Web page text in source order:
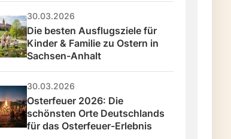
30.03.2026
Die besten Ausflugsziele für
Kinder & Familie zu Ostern in
Sachsen-Anhalt
30.03.2026
Osterfeuer 2026: Die
schönsten Orte Deutschlands
für das Osterfeuer-Erlebnis